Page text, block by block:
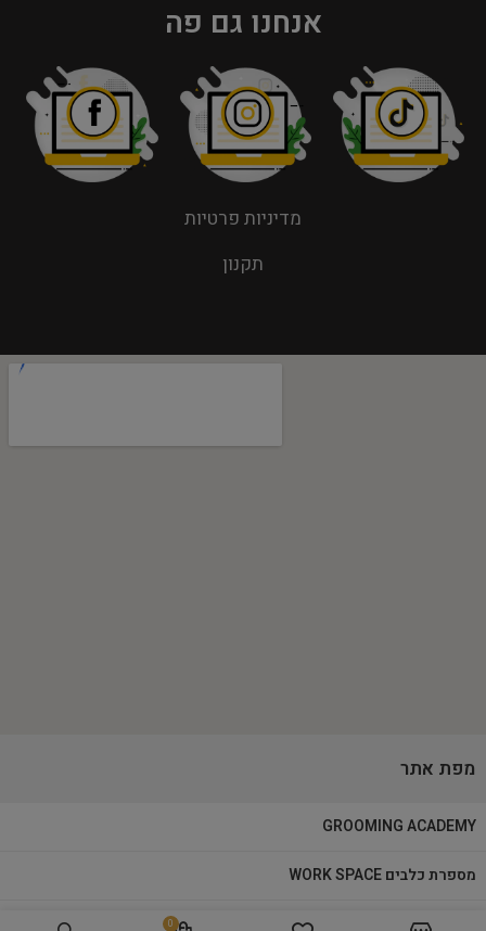
אנחנו גם פה
מדיניות פרטיות
תקנון
מפת אתר
GROOMING ACADEMY
מספרת כלבים WORK SPACE
מוצרי טיפוח 0